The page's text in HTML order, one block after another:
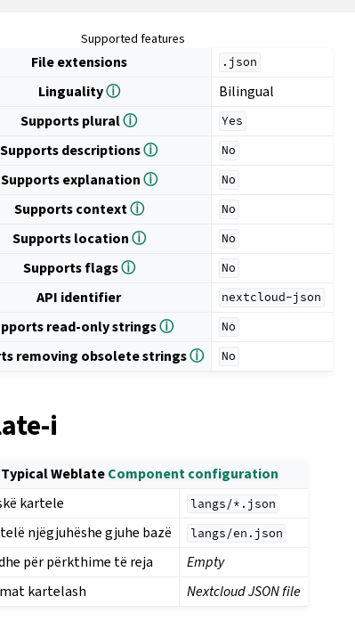
Supported features
File extensions .json
Lingualityⓘ
Bilingual
Supports pluralⓘ Yes
Supports descriptionsⓘ No
Supports explanationⓘ No
Supports contextⓘ No
Supports locationⓘ No
Supports flagsⓘ No
API identifier nextcloud-json
read-only stringsⓘ No
removing obsolete stringsⓘ No
i
Typical WeblateComponent configuration
kartele
langs/*.json
njëgjuhëshe gjuhe bazë langs/en.json
për përkthime të reja
Empty
kartelash
Nextcloud JSON file